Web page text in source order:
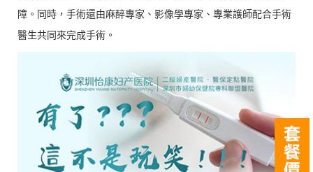
障。同時，手術還由麻醉專家、影像學專家、專業護師配合手術
醫生共同來完成手術。